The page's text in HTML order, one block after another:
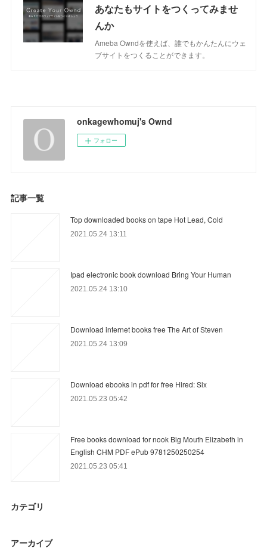
あなたもサイトをつくってみませ
んか
Ameba Owndを使えば、誰でもかんたんにウェ
ブサイトをつくることができます。
onkagewhomuj's Ownd
フォロー
記事一覧
Top downloaded books on tape Hot Lead, Cold
2021.05.24 13:11
Ipad electronic book download Bring Your Human
2021.05.24 13:10
Download internet books free The Art of Steven
2021.05.24 13:09
Download ebooks in pdf for free Hired: Six
2021.05.23 05:42
Free books download for nook Big Mouth Elizabeth in
English CHM PDF ePub 9781250250254
2021.05.23 05:41
カテゴリ
アーカイブ